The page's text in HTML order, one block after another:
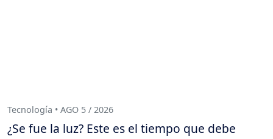
Tecnología • AGO 5 / 2026
¿Se fue la luz? Este es el tiempo que debe